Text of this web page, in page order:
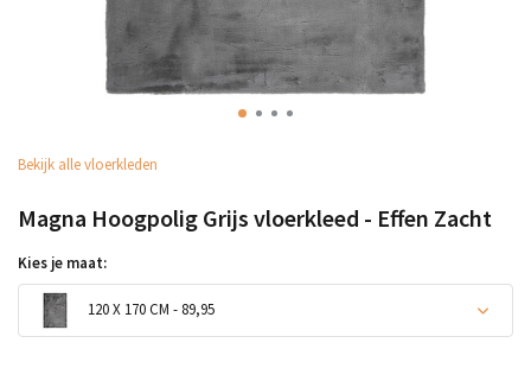
Bekijk alle vloerkleden
Magna Hoogpolig Grijs vloerkleed - Effen Zacht
Kies je maat:
120 X 170 CM - 89,95